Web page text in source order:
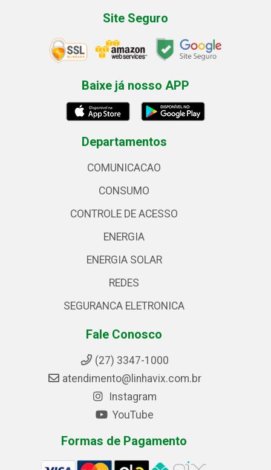
Site Seguro
Baixe já nosso APP
Departamentos
COMUNICACAO
CONSUMO
CONTROLE DE ACESSO
ENERGIA
ENERGIA SOLAR
REDES
SEGURANCA ELETRONICA
Fale Conosco
(27) 3347-1000
atendimento@linhavix.com.br
Instagram
YouTube
Formas de Pagamento